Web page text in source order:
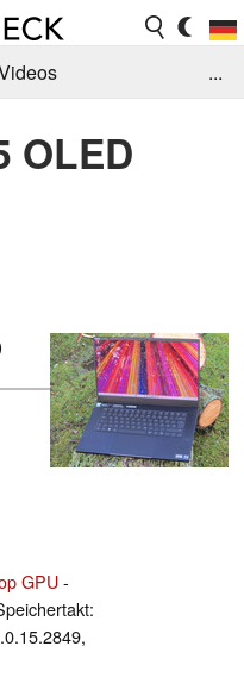
Jobs
...
OLED
GPU-